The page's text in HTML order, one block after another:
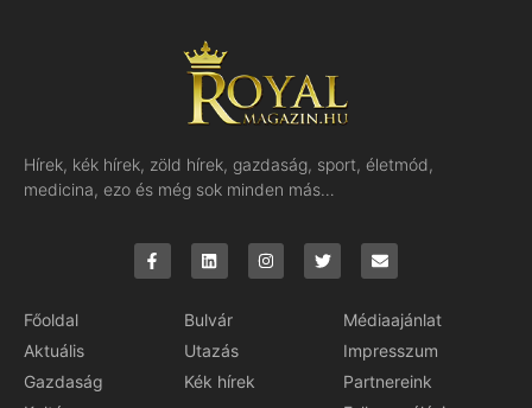
Hírek, kék hírek, zöld hírek, gazdaság, sport, életmód,
medicina, ezo és még sok minden más…
Főoldal
Aktuális
Gazdaság
Bulvár
Utazás
Kék hírek
Médiaajánlat
Impresszum
Partnereink